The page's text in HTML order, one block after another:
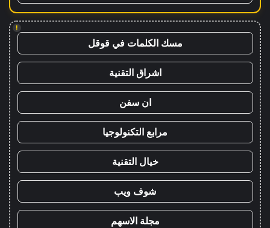
!
مسك الكلمات في قوقل
اشراق التقنية
ان سفن
مرابع التكنولوجيا
خيال التقنية
شوف ويب
مجلة الاسهم